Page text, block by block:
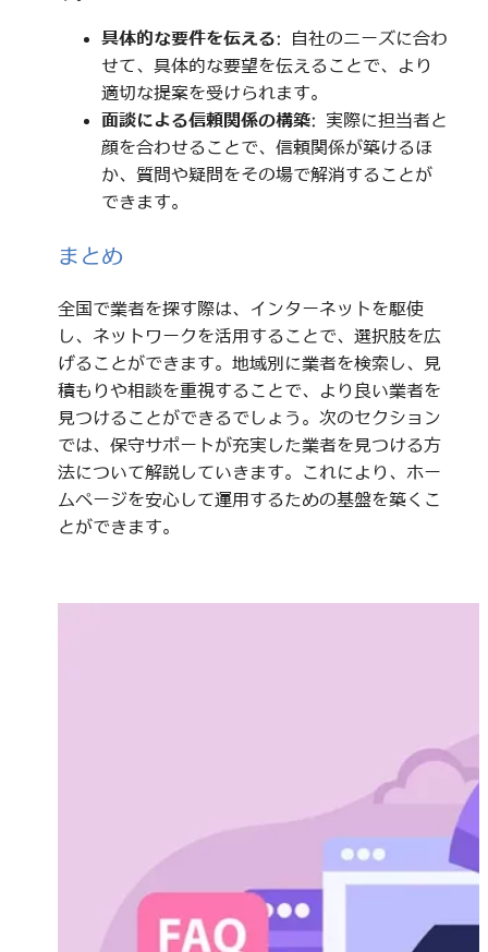
具体的な要件を伝える: 自社のニーズに合わ
せて、具体的な要望を伝えることで、より
適切な提案を受けられます。
面談による信頼関係の構築: 実際に担当者と
顔を合わせることで、信頼関係が築けるほ
か、質問や疑問をその場で解消することが
できます。
まとめ
全国で業者を探す際は、インターネットを駆使
し、ネットワークを活用することで、選択肢を広
げることができます。地域別に業者を検索し、見
積もりや相談を重視することで、より良い業者を
見つけることができるでしょう。次のセクション
では、保守サポートが充実した業者を見つける方
法について解説していきます。これにより、ホー
ムページを安心して運用するための基盤を築くこ
とができます。